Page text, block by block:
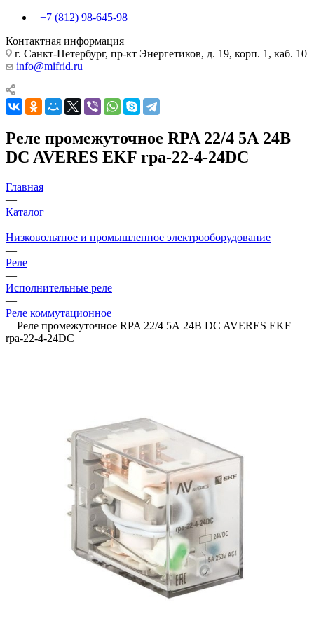
+7 (812) 98-645-98
Контактная информация
г. Санкт-Петербург, пр-кт Энергетиков, д. 19, корп. 1, каб. 10
info@mifrid.ru
Реле промежуточное RPA 22/4 5А 24В
DC AVERES EKF rpa-22-4-24DC
Главная
—
Каталог
—
Низковольтное и промышленное электрооборудование
—
Реле
—
Исполнительные реле
—
Реле коммутационное
—Реле промежуточное RPA 22/4 5А 24В DC AVERES EKF
rpa-22-4-24DC